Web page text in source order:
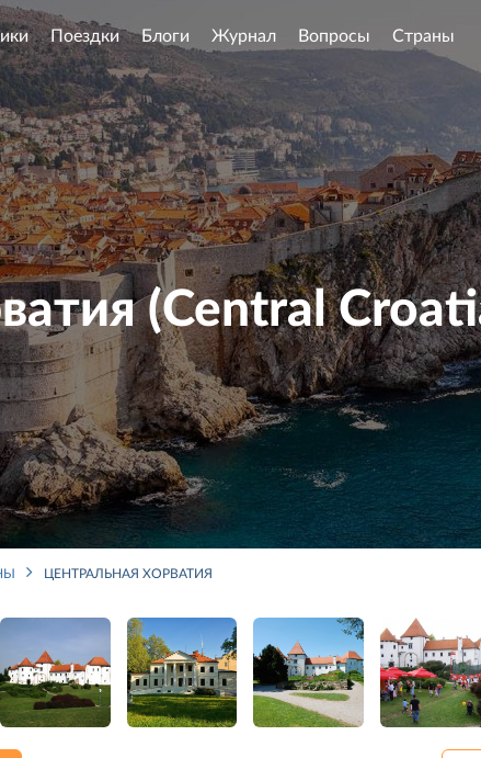
Поездки Блоги Журнал Вопросы Страны
(Central
ЦЕНТРАЛЬНАЯ ХОРВАТИЯ